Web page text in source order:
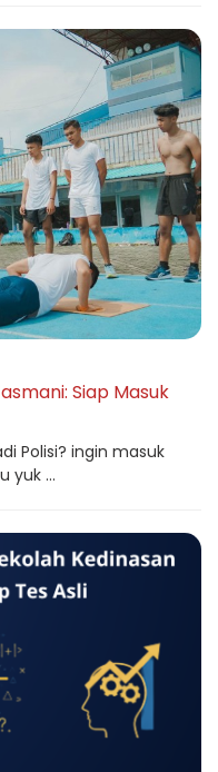
Siap Masuk
Polisi? ingin masuk
yuk ...